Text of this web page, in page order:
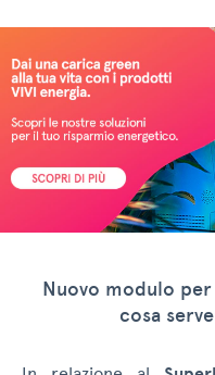
Nuovo modulo
cosa